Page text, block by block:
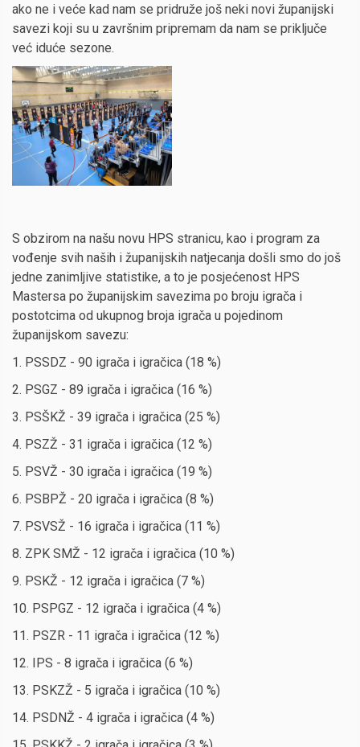
ako ne i veće kad nam se pridruže još neki novi županijski
savezi koji su u završnim pripremam da nam se priključe
već iduće sezone.
S obzirom na našu novu HPS stranicu, kao i program za
vođenje svih naših i županijskih natjecanja došli smo do još
jedne zanimljive statistike, a to je posjećenost HPS
Mastersa po županijskim savezima po broju igrača i
postotcima od ukupnog broja igrača u pojedinom
županijskom savezu:
1. PSSDZ - 90 igrača i igračica (18 %)
2. PSGZ - 89 igrača i igračica (16 %)
3. PSŠKŽ - 39 igrača i igračica (25 %)
4. PSZŽ - 31 igrača i igračica (12 %)
5. PSVŽ - 30 igrača i igračica (19 %)
6. PSBPŽ - 20 igrača i igračica (8 %)
7. PSVSŽ - 16 igrača i igračica (11 %)
8. ZPK SMŽ - 12 igrača i igračica (10 %)
9. PSKŽ - 12 igrača i igračica (7 %)
10. PSPGZ - 12 igrača i igračica (4 %)
11. PSZR - 11 igrača i igračica (12 %)
12. IPS - 8 igrača i igračica (6 %)
13. PSKZŽ - 5 igrača i igračica (10 %)
14. PSDNŽ - 4 igrača i igračica (4 %)